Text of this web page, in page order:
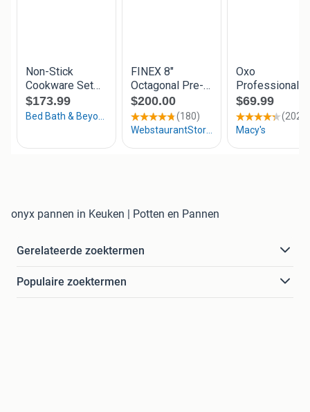
onyx pannen in Keuken | Potten en Pannen
Gerelateerde zoektermen
Populaire zoektermen